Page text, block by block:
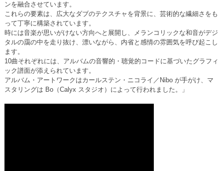
ンを融合させています。
これらの要素は、広大なダブのテクスチャを背景に、芸術的な繊細さをも
って丁寧に構築されています。
時には音楽が思いがけない方向へと展開し、メランコリックな和音がデジ
タルの靄の中を走り抜け、漂いながら、内省と感情の雰囲気を呼び起こし
ます。
10曲それぞれには、アルバムの音響的・聴覚的コードに基づいたグラフィ
ック譜面が添えられています。
アルバム・アートワークはカールステン・ニコライ／Nibo が手がけ、マ
スタリングは Bo（Calyx スタジオ）によって行われました。」